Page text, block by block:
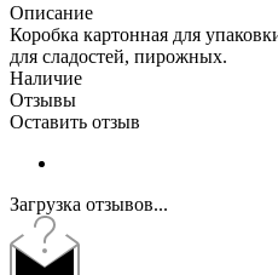
Описание
Коробка картонная для
для сладостей, пирожных.
Наличие
Отзывы
Оставить отзыв
Загрузка отзывов...